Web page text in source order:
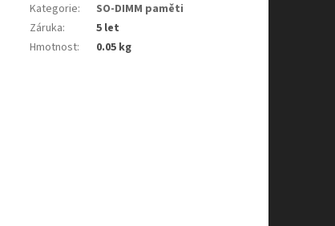
Kategorie:
SO-DIMM paměti
Záruka:
5 let
Hmotnost: 0.05 kg